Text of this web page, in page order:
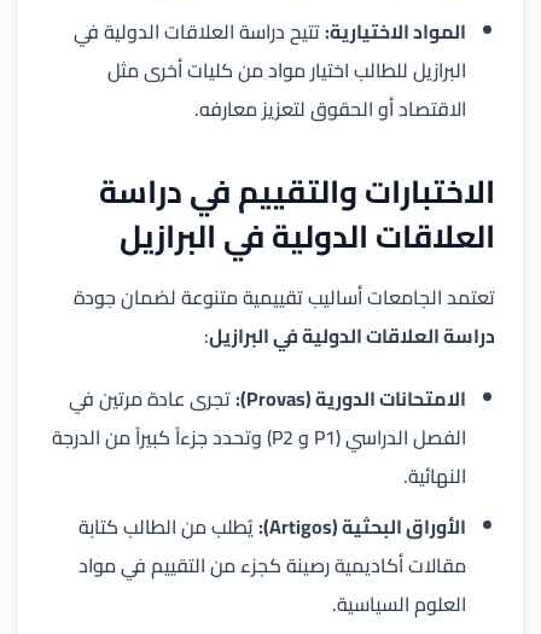
المواد الاختيارية:تتيح دراسة العلاقات الدولية في
البرازيل للطالب اختيار مواد من كليات أخرى مثل
الاقتصاد أو الحقوق لتعزيز معارفه.
الاختبارات والتقييم في دراسة
العلاقات الدولية في البرازيل
تعتمد الجامعات أساليب تقييمية متنوعة لضمان جودة
دراسة العلاقات الدولية في البرازيل:
الامتحانات الدورية (Provas):
تجرى عادة مرتين في
الفصل الدراسي (P1 و P2) وتحدد جزءاً كبيراً من الدرجة
النهائية.
الأوراق البحثية (Artigos):
يُطلب من الطالب كتابة
مقالات أكاديمية رصينة كجزء من التقييم في مواد
العلوم السياسية.